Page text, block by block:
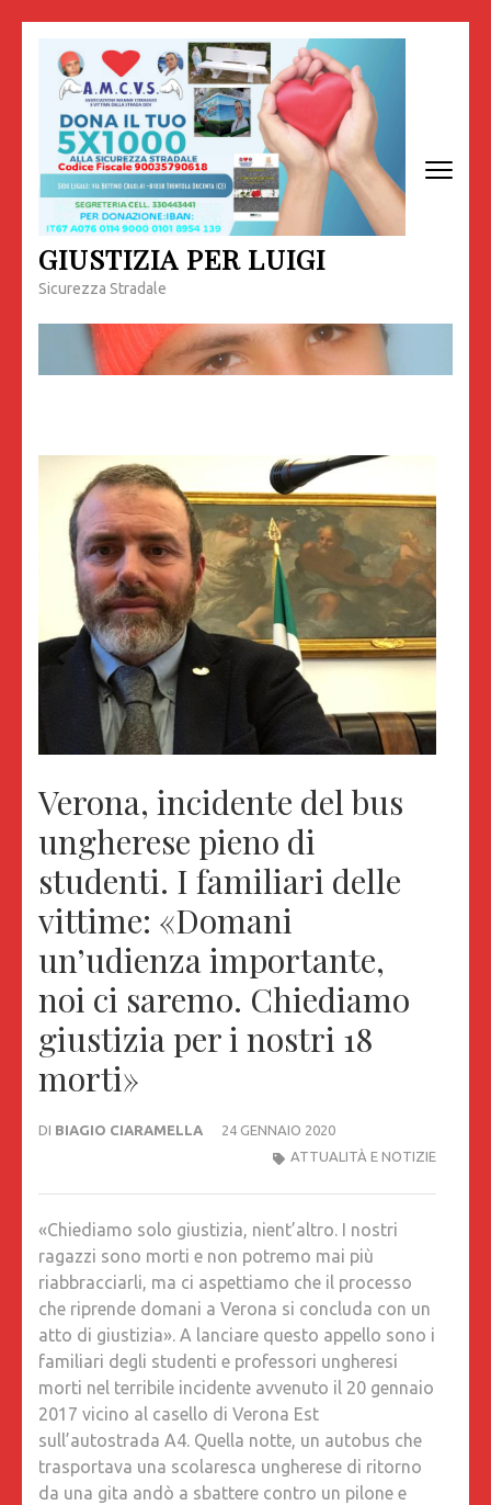
contenuto
(premi
invio)
GIUSTIZIA PER LUIGI
Sicurezza Stradale
Verona, incidente del bus
ungherese pieno di
studenti. I familiari delle
vittime: «Domani
un’udienza importante,
noi ci saremo. Chiediamo
giustizia per i nostri 18
morti»
DI BIAGIO CIARAMELLA
24 GENNAIO 2020
ATTUALITÀ E NOTIZIE
«Chiediamo solo giustizia, nient’altro. I nostri
ragazzi sono morti e non potremo mai più
riabbracciarli, ma ci aspettiamo che il processo
che riprende domani a Verona si concluda con un
atto di giustizia». A lanciare questo appello sono i
familiari degli studenti e professori ungheresi
morti nel terribile incidente avvenuto il 20 gennaio
2017 vicino al casello di Verona Est
sull’autostrada A4. Quella notte, un autobus che
trasportava una scolaresca ungherese di ritorno
da una gita andò a sbattere contro un pilone e